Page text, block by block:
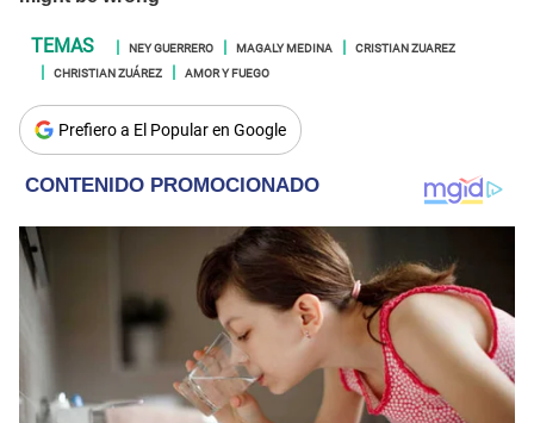
NEY GUERRERO MAGALY MEDINA
CRISTIAN ZUAREZ
CHRISTIAN ZUÁREZ
AMOR Y FUEGO
Prefiero a El Popular en Google